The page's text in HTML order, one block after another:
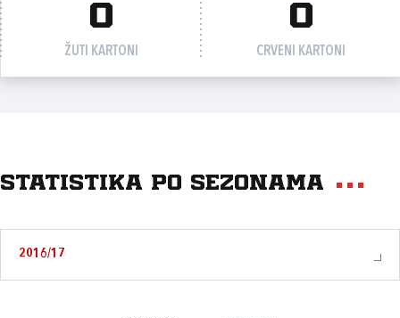
0
ŽUTI KARTONI
0
CRVENI KARTONI
Statistika po sezonama
2016/17